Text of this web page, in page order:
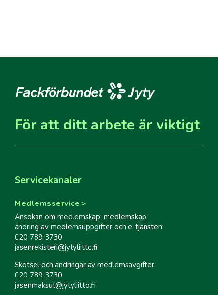
För att ditt arbete är viktigt
Servicekanaler
Medlemsservice
Ansökan om medlemskap, medlemskap,
ändring av medlemsuppgifter och e-tjänsten:
020 789 3730
jasenrekisteri@jytyliitto.fi
Skötsel och ändringar av medlemsavgifter:
020 789 3730
jasenmaksut@jytyliitto.fi